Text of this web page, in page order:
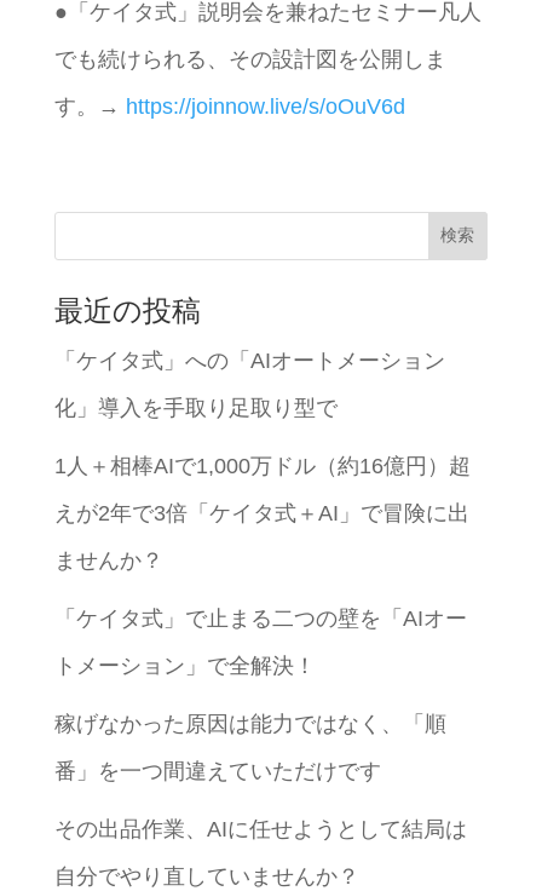
●「ケイタ式」説明会を兼ねたセミナー凡人
でも続けられる、その設計図を公開しま
す。→ https://joinnow.live/s/oOuV6d
検索
最近の投稿
「ケイタ式」への「AIオートメーション
化」導入を手取り足取り型で
1人＋相棒AIで1,000万ドル（約16億円）超
えが2年で3倍「ケイタ式＋AI」で冒険に出
ませんか？
「ケイタ式」で止まる二つの壁を「AIオー
トメーション」で全解決！
稼げなかった原因は能力ではなく、「順
番」を一つ間違えていただけです
その出品作業、AIに任せようとして結局は
自分でやり直していませんか？